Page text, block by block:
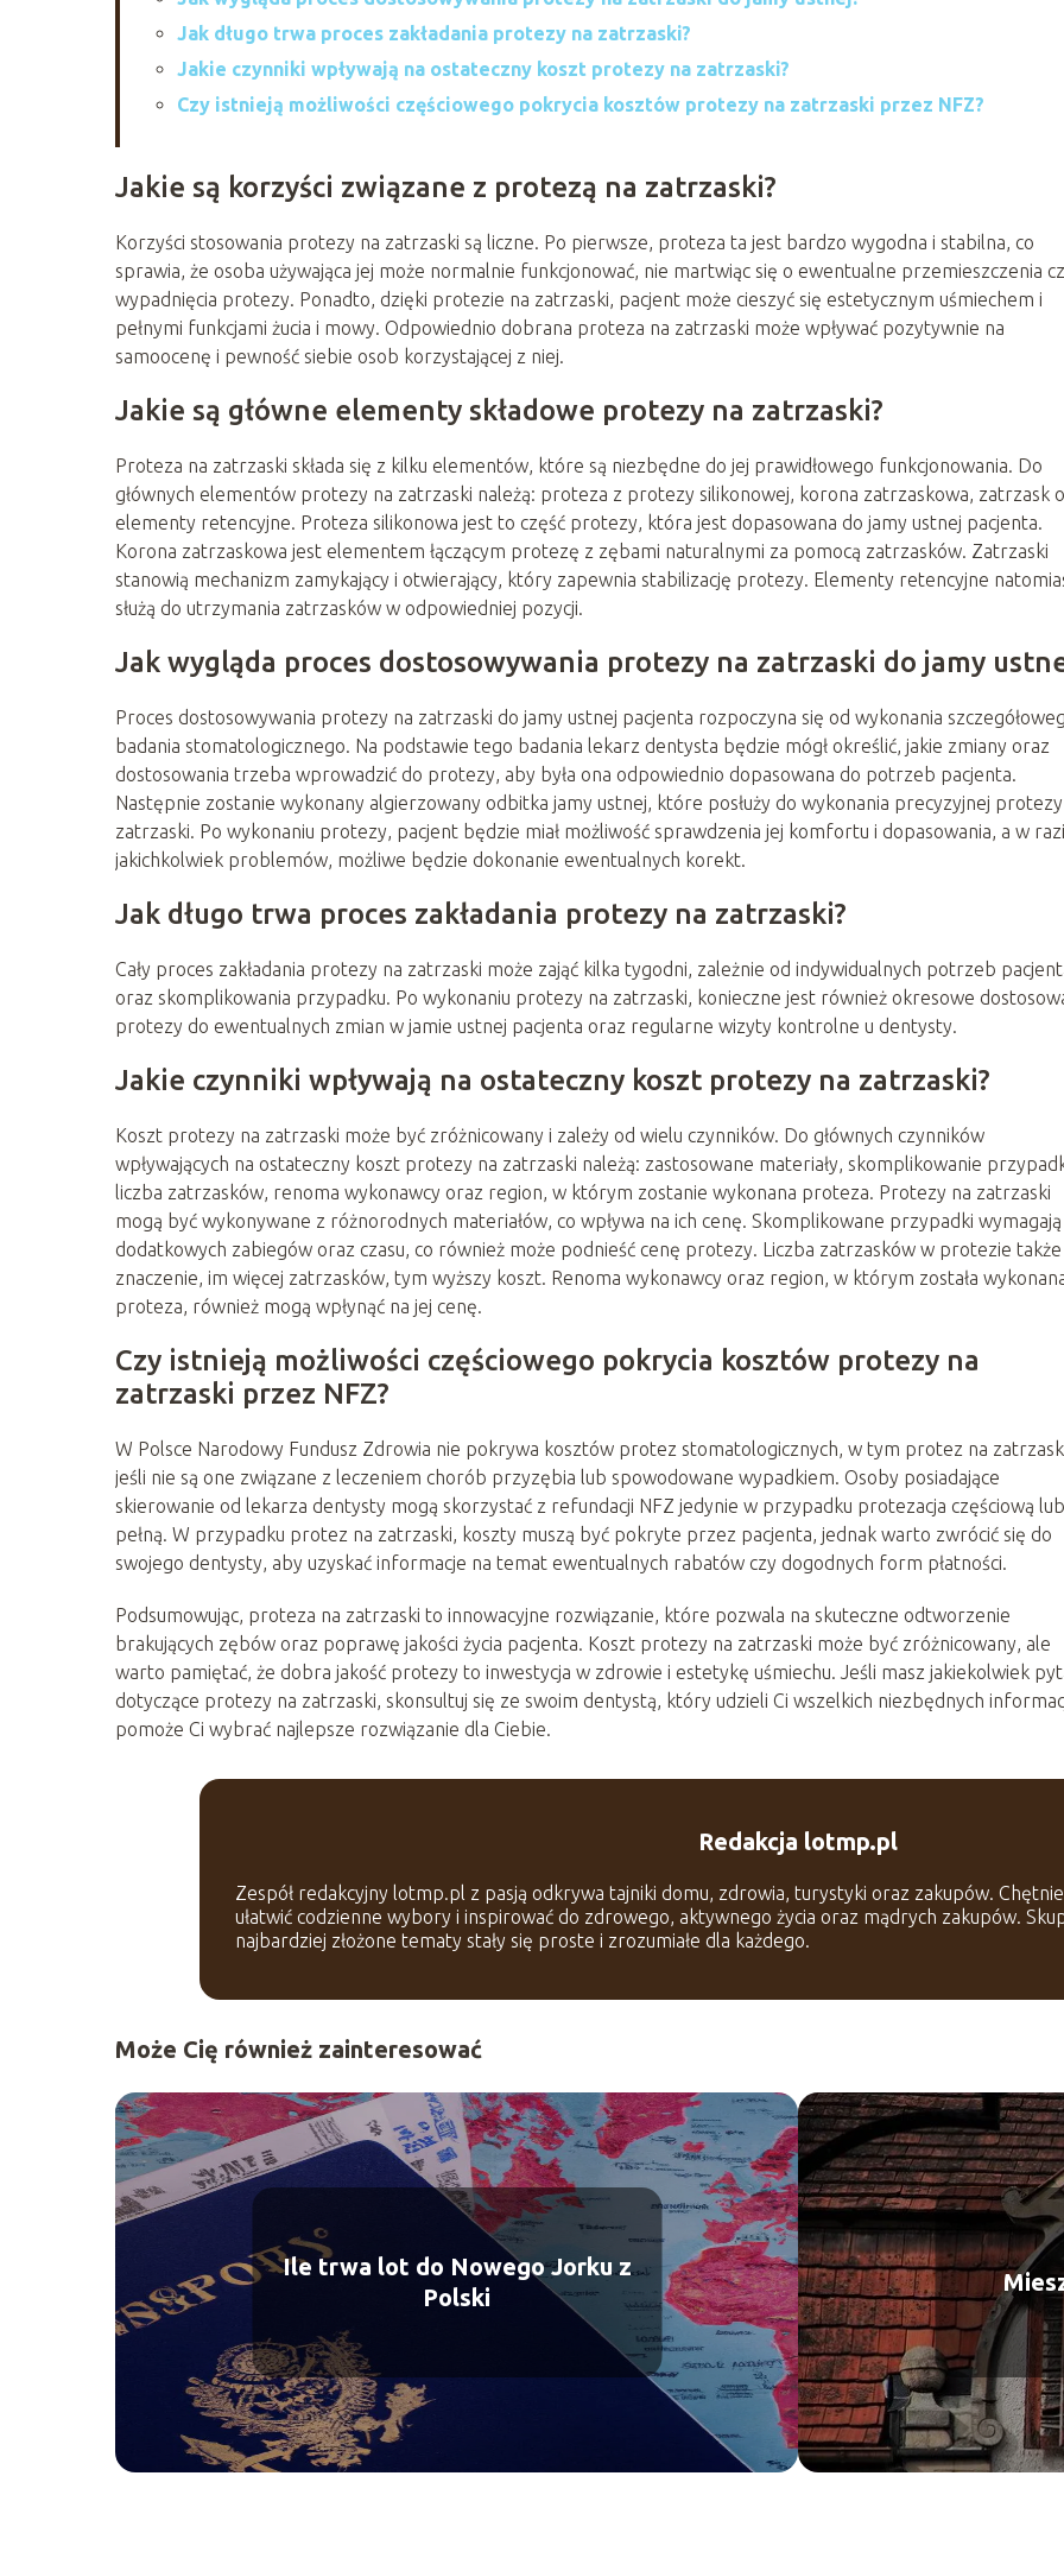
Jak długo trwa proces zakładania protezy na zatrzaski?
Jakie czynniki wpływają na ostateczny koszt protezy na zatrzaski?
Czy istnieją możliwości częściowego pokrycia kosztów protezy na zatrzaski przez NFZ?
Jakie są korzyści związane z protezą na zatrzaski?
Korzyści stosowania protezy na zatrzaski są liczne. Po pierwsze, proteza ta jest bardzo wygodna i stabilna, co
sprawia, że osoba używająca jej może normalnie funkcjonować, nie martwiąc się o ewentualne przemieszczenia
wypadnięcia protezy. Ponadto, dzięki protezie na zatrzaski, pacjent może cieszyć się estetycznym uśmiechem i
pełnymi funkcjami żucia i mowy. Odpowiednio dobrana proteza na zatrzaski może wpływać pozytywnie na
samoocenę i pewność siebie osob korzystającej z niej.
Jakie są główne elementy składowe protezy na zatrzaski?
Proteza na zatrzaski składa się z kilku elementów, które są niezbędne do jej prawidłowego funkcjonowania. Do
głównych elementów protezy na zatrzaski należą: proteza z protezy silikonowej, korona zatrzaskowa, zatrzask
elementy retencyjne. Proteza silikonowa jest to część protezy, która jest dopasowana do jamy ustnej pacjenta.
Korona zatrzaskowa jest elementem łączącym protezę z zębami naturalnymi za pomocą zatrzasków. Zatrzaski
stanowią mechanizm zamykający i otwierający, który zapewnia stabilizację protezy. Elementy retencyjne
służą do utrzymania zatrzasków w odpowiedniej pozycji.
Jak wygląda proces dostosowywania protezy na zatrzaski do jamy
Proces dostosowywania protezy na zatrzaski do jamy ustnej pacjenta rozpoczyna się od wykonania
badania stomatologicznego. Na podstawie tego badania lekarz dentysta będzie mógł określić, jakie zmiany oraz
dostosowania trzeba wprowadzić do protezy, aby była ona odpowiednio dopasowana do potrzeb pacjenta.
Następnie zostanie wykonany algierzowany odbitka jamy ustnej, które posłuży do wykonania precyzyjnej
zatrzaski. Po wykonaniu protezy, pacjent będzie miał możliwość sprawdzenia jej komfortu i dopasowania, a w
jakichkolwiek problemów, możliwe będzie dokonanie ewentualnych korekt.
Jak długo trwa proces zakładania protezy na zatrzaski?
Cały proces zakładania protezy na zatrzaski może zająć kilka tygodni, zależnie od indywidualnych potrzeb
oraz skomplikowania przypadku. Po wykonaniu protezy na zatrzaski, konieczne jest również okresowe
protezy do ewentualnych zmian w jamie ustnej pacjenta oraz regularne wizyty kontrolne u dentysty.
Jakie czynniki wpływają na ostateczny koszt protezy na zatrzaski?
Koszt protezy na zatrzaski może być zróżnicowany i zależy od wielu czynników. Do głównych czynników
wpływających na ostateczny koszt protezy na zatrzaski należą: zastosowane materiały, skomplikowanie
liczba zatrzasków, renoma wykonawcy oraz region, w którym zostanie wykonana proteza. Protezy na zatrzaski
mogą być wykonywane z różnorodnych materiałów, co wpływa na ich cenę. Skomplikowane przypadki wymagają
dodatkowych zabiegów oraz czasu, co również może podnieść cenę protezy. Liczba zatrzasków w protezie
znaczenie, im więcej zatrzasków, tym wyższy koszt. Renoma wykonawcy oraz region, w którym została
proteza, również mogą wpłynąć na jej cenę.
Czy istnieją możliwości częściowego pokrycia kosztów protezy na
zatrzaski przez NFZ?
W Polsce Narodowy Fundusz Zdrowia nie pokrywa kosztów protez stomatologicznych, w tym protez na
jeśli nie są one związane z leczeniem chorób przyzębia lub spowodowane wypadkiem. Osoby posiadające
skierowanie od lekarza dentysty mogą skorzystać z refundacji NFZ jedynie w przypadku protezacja częściową lub
pełną. W przypadku protez na zatrzaski, koszty muszą być pokryte przez pacjenta, jednak warto zwrócić się do
swojego dentysty, aby uzyskać informacje na temat ewentualnych rabatów czy dogodnych form płatności.
Podsumowując, proteza na zatrzaski to innowacyjne rozwiązanie, które pozwala na skuteczne odtworzenie
brakujących zębów oraz poprawę jakości życia pacjenta. Koszt protezy na zatrzaski może być zróżnicowany, ale
warto pamiętać, że dobra jakość protezy to inwestycja w zdrowie i estetykę uśmiechu. Jeśli masz jakiekolwiek
dotyczące protezy na zatrzaski, skonsultuj się ze swoim dentystą, który udzieli Ci wszelkich niezbędnych
pomoże Ci wybrać najlepsze rozwiązanie dla Ciebie.
Redakcja lotmp.pl
Zespół redakcyjny lotmp.pl z pasją odkrywa tajniki domu, zdrowia, turystyki oraz zakupów.
ułatwić codzienne wybory i inspirować do zdrowego, aktywnego życia oraz mądrych zakupów.
najbardziej złożone tematy stały się proste i zrozumiałe dla każdego.
Może Cię również zainteresować
Ile trwa lot do Nowego Jorku z
Polski